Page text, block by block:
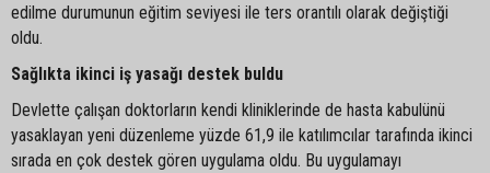
edilme durumunun eğitim seviyesi ile ters orantılı olarak değiştiği
oldu.
Sağlıkta ikinci iş yasağı destek buldu
Devlette çalışan doktorların kendi kliniklerinde de hasta kabulünü
yasaklayan yeni düzenleme yüzde 61,9 ile katılımcılar tarafında ikinci
sırada en çok destek gören uygulama oldu. Bu uygulamayı